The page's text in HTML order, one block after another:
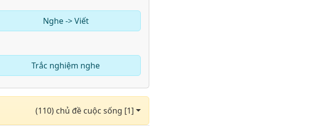
Nghe -> Viết
Trắc nghiệm nghe
(110) chủ đề cuộc sống [1]